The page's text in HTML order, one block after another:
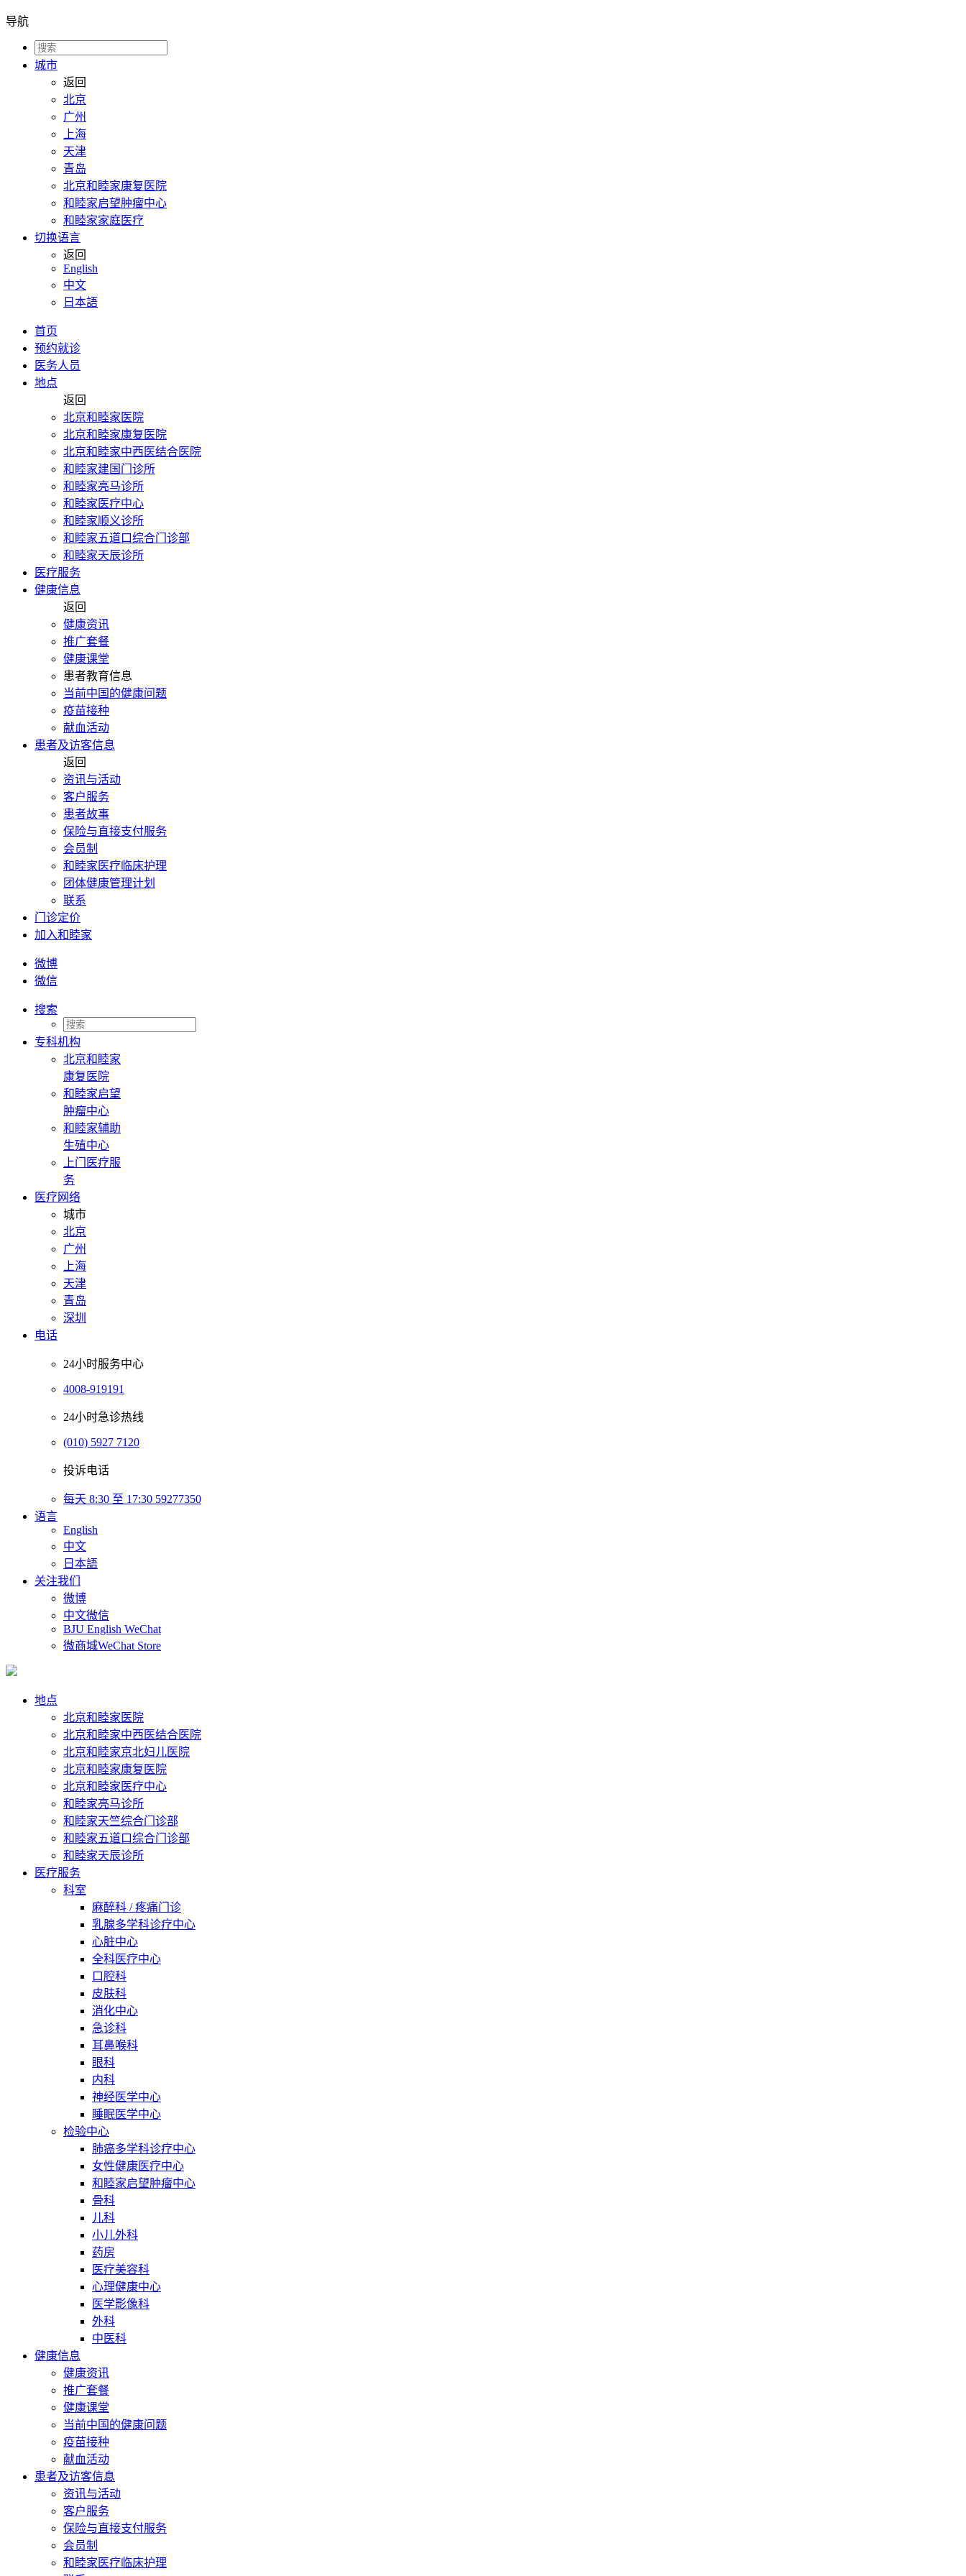
导航
城市
返回
北京
广州
上海
天津
青岛
北京和睦家康复医院
和睦家启望肿瘤中心
和睦家家庭医疗
切换语言
返回
English
中文
日本語
首页
预约就诊
医务人员
地点
返回
北京和睦家医院
北京和睦家康复医院
北京和睦家中西医结合医院
和睦家建国门诊所
和睦家亮马诊所
和睦家医疗中心
和睦家顺义诊所
和睦家五道口综合门诊部
和睦家天辰诊所
医疗服务
健康信息
返回
健康资讯
推广套餐
健康课堂
患者教育信息
当前中国的健康问题
疫苗接种
献血活动
患者及访客信息
返回
资讯与活动
客户服务
患者故事
保险与直接支付服务
会员制
和睦家医疗临床护理
团体健康管理计划
联系
门诊定价
加入和睦家
微博
微信
搜索
专科机构
北京和睦家
康复医院
和睦家启望
肿瘤中心
和睦家辅助
生殖中心
上门医疗服
务
医疗网络
城市
北京
广州
上海
天津
青岛
深圳
电话
24小时服务中心
4008-919191
24小时急诊热线
(010) 5927 7120
投诉电话
每天 8:30 至 17:30 59277350
语言
English
中文
日本語
关注我们
微博
中文微信
BJU English WeChat
微商城WeChat Store
地点
北京和睦家医院
北京和睦家中西医结合医院
北京和睦家京北妇儿医院
北京和睦家康复医院
北京和睦家医疗中心
和睦家亮马诊所
和睦家天竺综合门诊部
和睦家五道口综合门诊部
和睦家天辰诊所
医疗服务
科室
麻醉科 / 疼痛门诊
乳腺多学科诊疗中心
心脏中心
全科医疗中心
口腔科
皮肤科
消化中心
急诊科
耳鼻喉科
眼科
内科
神经医学中心
睡眠医学中心
检验中心
肺癌多学科诊疗中心
女性健康医疗中心
和睦家启望肿瘤中心
骨科
儿科
小儿外科
药房
医疗美容科
心理健康中心
医学影像科
外科
中医科
健康信息
健康资讯
推广套餐
健康课堂
当前中国的健康问题
疫苗接种
献血活动
患者及访客信息
资讯与活动
客户服务
保险与直接支付服务
会员制
和睦家医疗临床护理